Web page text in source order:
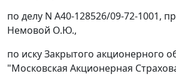
по делу N А40-128526/09-72-1001,
Немовой О.Ю.,
по иску Закрытого акционерного
"Московская Акционерная